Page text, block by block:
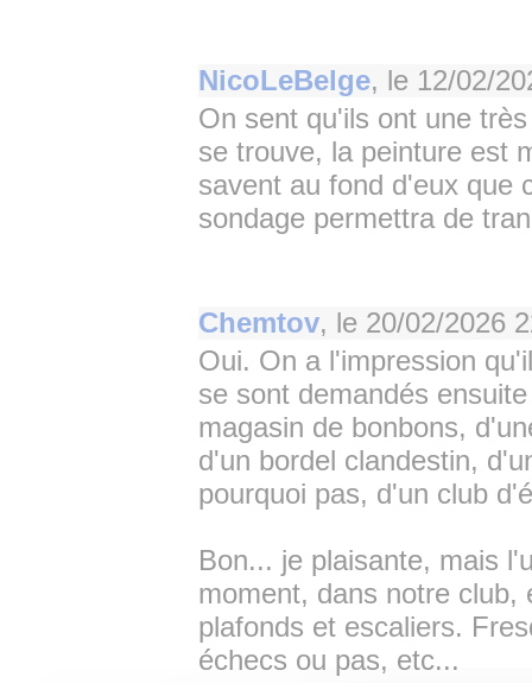
NicoLeBelge, le 12/02/
On sent qu'ils ont une
se trouve, la peinture est
savent au fond d'eux que
sondage permettra de
Chemtov, le 20/02/2026
Oui. On a l'impression
se sont demandés
magasin de bonbons,
d'un bordel clandestin,
pourquoi pas, d'un club
Bon... je plaisante, mais
moment, dans notre club,
plafonds et escaliers.
échecs ou pas, etc...